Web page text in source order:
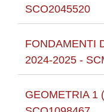
SCO2045520
FONDAMENTI
2024-2025 -
GEOMETRIA 1